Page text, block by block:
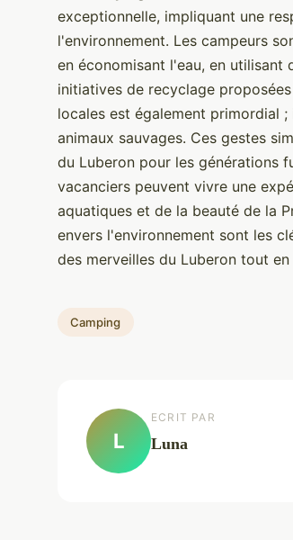
exceptionnelle, impliquant une
l'environnement. Les campeurs
en économisant l'eau, en
initiatives de recyclage
locales est également primordial
animaux sauvages. Ces gestes
du Luberon pour les générations
vacanciers peuvent vivre une
aquatiques et de la beauté de la
envers l'environnement sont les
des merveilles du Luberon tout
Camping
L
ECRIT PAR
Luna